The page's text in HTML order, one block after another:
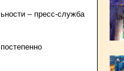
– пресс-служба